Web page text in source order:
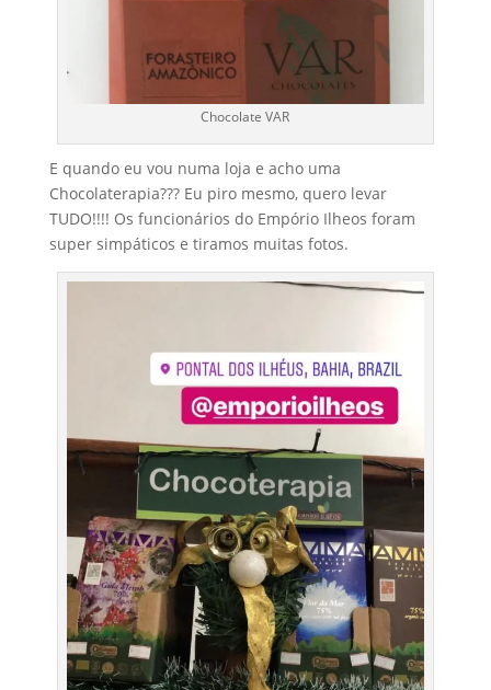
Chocolate VAR
E quando eu vou numa loja e acho uma
Chocolaterapia??? Eu piro mesmo, quero levar
TUDO!!!! Os funcionários do Empório Ilheos foram
super simpáticos e tiramos muitas fotos.